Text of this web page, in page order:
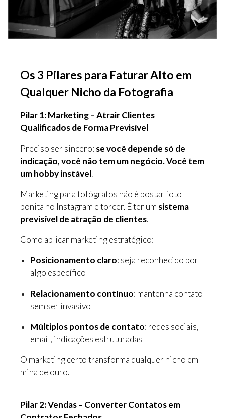
Os 3 Pilares para Faturar Alto em
Qualquer Nicho da Fotografia
Pilar 1: Marketing – Atrair Clientes
Qualificados de Forma Previsível
Preciso ser sincero: se você depende só de
indicação, você não tem um negócio. Você tem
um hobby instável.
Marketing para fotógrafos não é postar foto
bonita no Instagram e torcer. É ter um sistema
previsível de atração de clientes.
Como aplicar marketing estratégico:
Posicionamento claro: seja reconhecido por
algo específico
Relacionamento contínuo: mantenha contato
sem ser invasivo
Múltiplos pontos de contato: redes sociais,
email, indicações estruturadas
O marketing certo transforma qualquer nicho em
mina de ouro.
Pilar 2: Vendas – Converter Contatos em